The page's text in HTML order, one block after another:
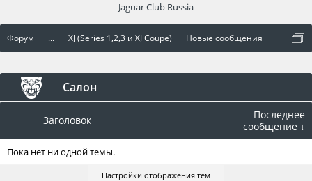
Форум ... XJ (Series 1,2,3 и XJ Coupe) Новые сообщения
Салон
Заголовок
Последнее
сообщение ↓
Пока нет ни одной темы.
Настройки отображения тем
Jaguar Club Russia
оват